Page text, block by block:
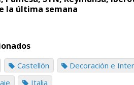
la última semana
Castellón Decoración e
Italia